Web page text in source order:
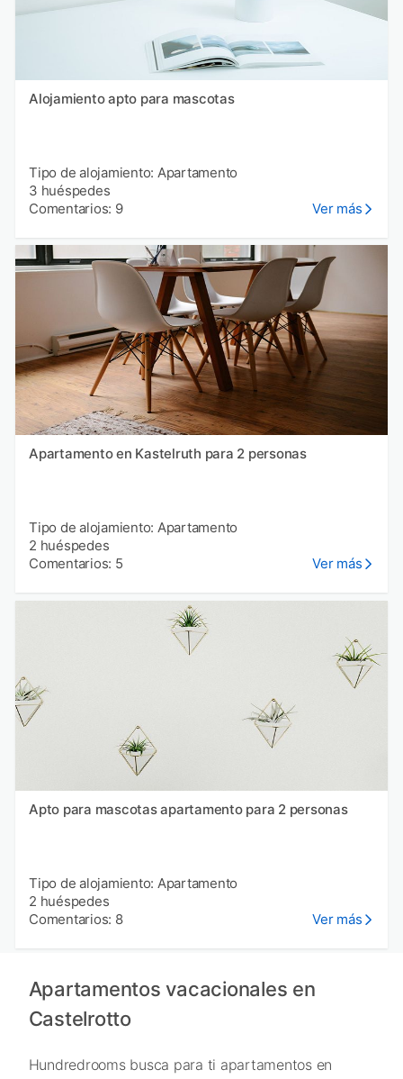
Alojamiento apto para mascotas
Tipo de alojamiento: Apartamento
3 huéspedes
Comentarios: 9
Ver más
Apartamento en Kastelruth para 2 personas
Tipo de alojamiento: Apartamento
2 huéspedes
Comentarios: 5
Ver más
Apto para mascotas apartamento para 2 personas
Tipo de alojamiento: Apartamento
2 huéspedes
Comentarios: 8
Ver más
Apartamentos vacacionales en
Castelrotto
Hundredrooms busca para ti apartamentos en